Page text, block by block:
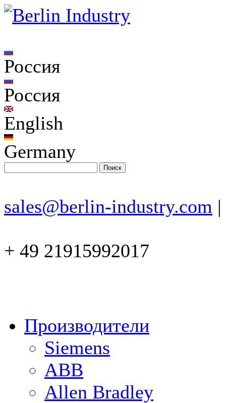
Россия
Россия
English
Germany
sales@berlin-industry.com |
+ 49 21915992017
Производители
Siemens
ABB
Allen Bradley